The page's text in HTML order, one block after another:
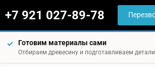
+7 921 027-89-78
Готовим материалы сами
Отбираем древесину и подготавливаем